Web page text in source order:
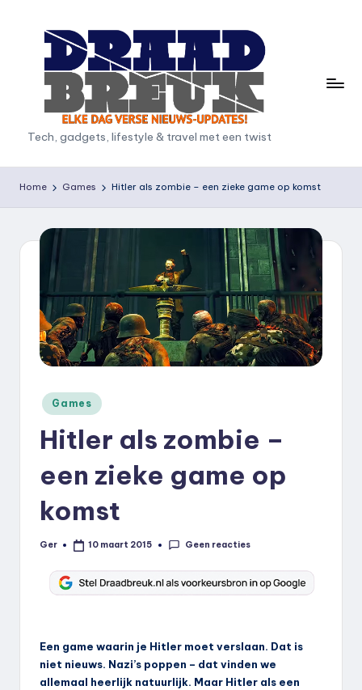
D
r
a
d
Tech, gadgets, lifestyle & travel met een twist
Home Games Hitler als zombie – een zieke game op komst
Geplaatst
in
Games
Hitler als zombie –
een zieke game op
komst
Geplaatst
Ger 10 maart 2015 Geen reacties
Een game waarin je Hitler moet verslaan. Dat is
niet nieuws. Nazi’s poppen – dat vinden we
allemaal heerlijk natuurlijk. Maar Hitler als een